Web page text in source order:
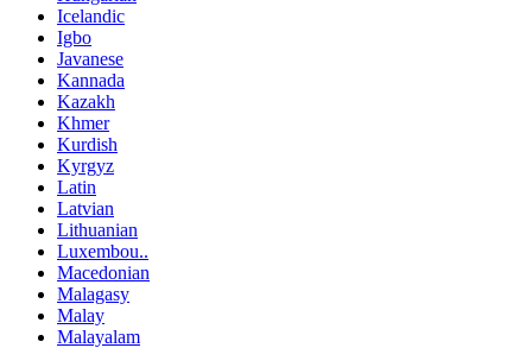
Icelandic
Igbo
Javanese
Kannada
Kazakh
Khmer
Kurdish
Kyrgyz
Latin
Latvian
Lithuanian
Luxembou..
Macedonian
Malagasy
Malay
Malayalam